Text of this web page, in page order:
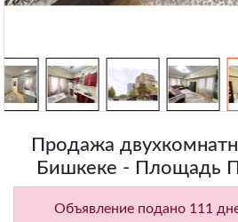
Продажа
Бишкеке - Площадь
Объявление подано 111